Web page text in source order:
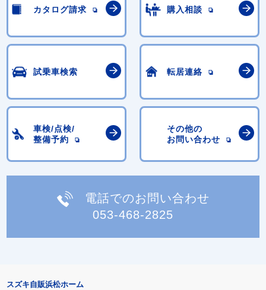
カタログ請求 購入相談
試乗車検索 転居連絡
車検/点検/
整備予約
その他の
お問い合わせ
電話でのお問い合わせ
053-468-2825
スズキ自販浜松ホーム